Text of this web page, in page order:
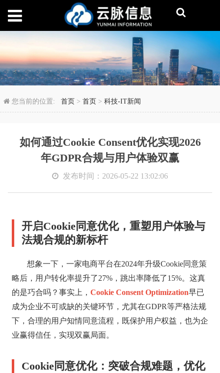
如何通过Cookie
您当前的位置:首页 >首页 >科技-IT新闻
如何通过Cookie Consent优化实现2026
年GDPR合规与用户体验双赢
发布时间：2026-05-22 13:02:06
开启Cookie同意优化，重塑用户体验与
法规合规的新标杆
想象一下，一家电商平台在2024年升级Cookie同意策
略后，用户转化率提升了27%，跳出率降低了15%。这真
的是巧合吗？事实上， Cookie Consent Optimization早已
成为企业不可或缺的关键环节，尤其在GDPR等严格法规
下，合理的用户知情同意流程，既保护用户权益，也为企
业赢得信任，实现双赢局面。
Cookie同意优化：突破合规难题，优化